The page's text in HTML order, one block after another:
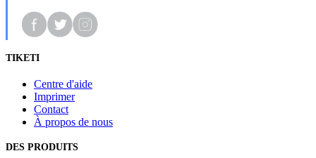
TIKETI
Centre d'aide
Imprimer
Contact
À propos de nous
DES PRODUITS